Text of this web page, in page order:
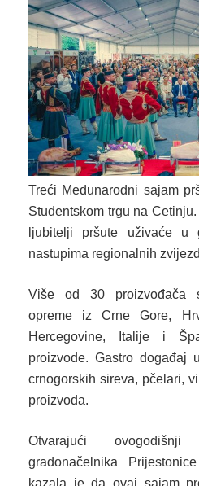
Treći Međunarodni sajam
Studentskom trgu na Cetinju.
ljubitelji pršute uživaće u
nastupima regionalnih
Više od 30 proizvođača
opreme iz Crne Gore,
Hercegovine, Italije i
proizvode. Gastro događaj
crnogorskih sireva, pčelari,
proizvoda.
Otvarajući
gradonačelnika
kazala je da ovaj sajam